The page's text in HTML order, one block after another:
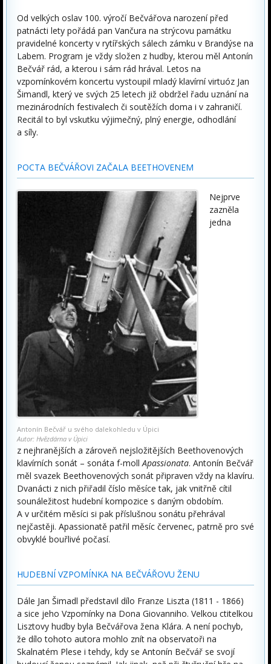
Od velkých oslav 100. výročí Bečvářova narození před
patnácti lety pořádá pan Vančura na strýcovu památku
pravidelné koncerty v rytířských sálech zámku v Brandýse na
Labem. Program je vždy složen z hudby, kterou měl Antonín
Bečvář rád, a kterou i sám rád hrával. Letos na
vzpomínkovém koncertu vystoupil mladý klavírní virtuóz Jan
Šimandl, který ve svých 25 letech již obdržel řadu uznání na
mezinárodních festivalech či soutěžích doma i v zahraničí.
Recitál to byl vskutku výjimečný, plný energie, odhodlání
a síly.
POCTA BEČVÁŘOVI ZAČALA BEETHOVENEM
Antonín Bečvář u svého dalekohledu v Úpici
Autor: Hvězdárna v Úpici
Nejprve
zazněla
jedna
z nejhranějších a zároveň nejsložitějších Beethovenových
klavírních sonát – sonáta f-mollApassionata. Antonín Bečvář
měl svazek Beethovenových sonát připraven vždy na klavíru.
Dvanácti z nich přiřadil číslo měsíce tak, jak vnitřně cítil
sounáležitost hudební kompozice s daným obdobím.
A v určitém měsíci si pak příslušnou sonátu přehrával
nejčastěji. Apassionatě patřil měsíc červenec, patrně pro své
obvyklé bouřlivé počasí.
HUDEBNÍ VZPOMÍNKA NA BEČVÁŘOVU ŽENU
Dále Jan Šimadl představil dílo Franze Liszta (1811 - 1866)
a sice jeho Vzpomínky na Dona Giovanniho. Velkou ctitelkou
Lisztovy hudby byla Bečvářova žena Klára. A není pochyb,
že dílo tohoto autora mohlo znít na observatoři na
Skalnatém Plese i tehdy, kdy se Antonín Bečvář se svojí